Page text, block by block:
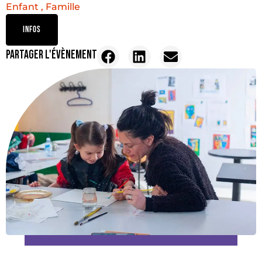
Enfant , Famille
INFOS
PARTAGER L'ÉVÈNEMENT